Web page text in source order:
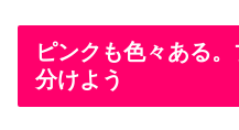
ピンクも色々ある
分けよう